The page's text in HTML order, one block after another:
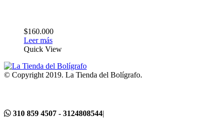
$160.000
Leer más
Quick View
© Copyright 2019. La Tienda del Bolígrafo.
310 859 4507 - 3124808544|